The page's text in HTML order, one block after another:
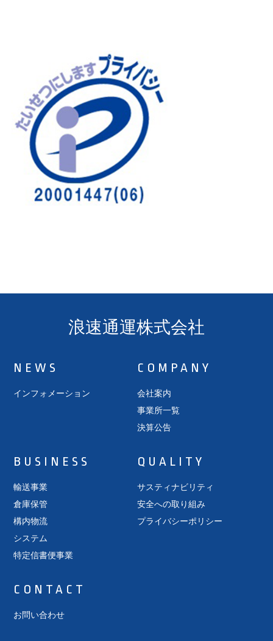
浪速通運株式会社
NEWS
インフォメーション
COMPANY
会社案内
事業所一覧
決算公告
BUSINESS
輸送事業
倉庫保管
構内物流
システム
特定信書便事業
QUALITY
サスティナビリティ
安全への取り組み
プライバシーポリシー
CONTACT
お問い合わせ